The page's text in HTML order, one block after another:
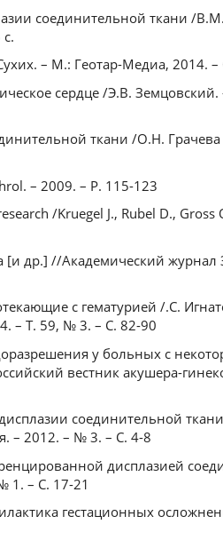
соединительной ткани /
– М.: Геотар-Медиа, 2014. –
сердце /Э.В.
ткани /О.Н.
– 2009. – Р. 115-123
/Kruegel J., Rubel D., Gross
др.] //Академический журнал
с гематурией /.С.
– Т. 59, № 3. – С. 82-90
у больных с
вестник акушера-
соединительной
– 2012. – № 3. – С. 4-8
дисплазией
1. – С. 17-21
гестационных